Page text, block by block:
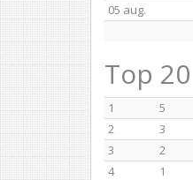
05 aug.
Top
1 5
2
3
3
2
4
1